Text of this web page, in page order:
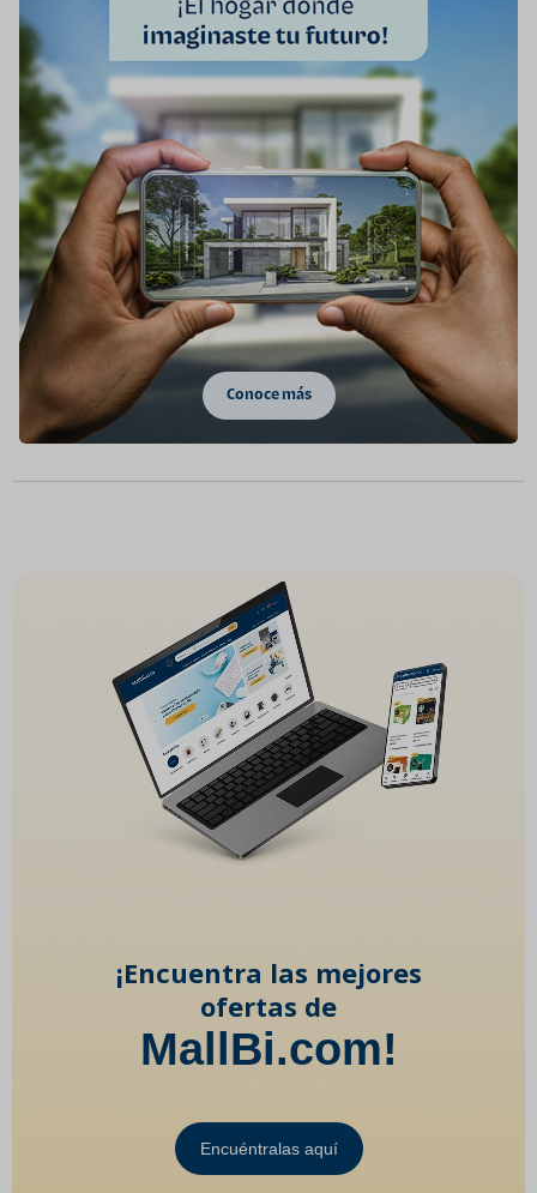
Conoce más
¡Encuentra las mejores
ofertas de
MallBi.com!
Encuéntralas aquí